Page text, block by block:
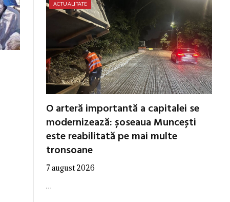
ACTUALITATE
O arteră importantă a capitalei se
modernizează: șoseaua Muncești
este reabilitată pe mai multe
tronsoane
7 august 2026
…